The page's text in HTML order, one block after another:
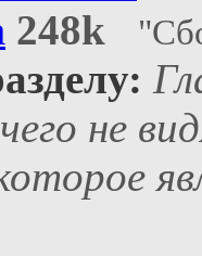
248k
не